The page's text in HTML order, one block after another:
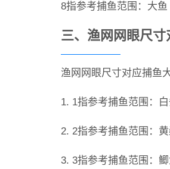
8指参考捕鱼范围：大鱼
三、渔网网眼尺
渔网网眼尺寸对应捕鱼
1. 1指参考捕鱼范围：
2. 2指参考捕鱼范围：
3. 3指参考捕鱼范围：鲫